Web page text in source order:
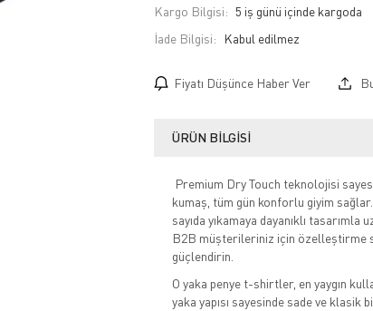
Kargo Bilgisi: 5 iş günü içinde kargoda
İade Bilgisi:
Fiyatı Düşünce Haber Ver
ÜRÜN BILGISI
Premium Dry Touch teknolojisi
kumaş, tüm gün konforlu giyim
sayıda yıkamaya dayanıklı
B2B müşterileriniz için özelleştirme
güçlendirin.
O yaka penye t-shirtler, en yaygın
yaka yapısı sayesinde sade ve